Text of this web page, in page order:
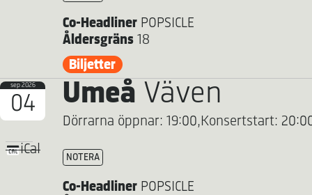
Co-Headliner POPSICLE
Åldersgräns 18
Biljetter
sep 2026
04
iCal
Umeå Väven
Dörrarna öppnar: 19:00,Konsertstart:
NOTERA
Co-Headliner POPSICLE